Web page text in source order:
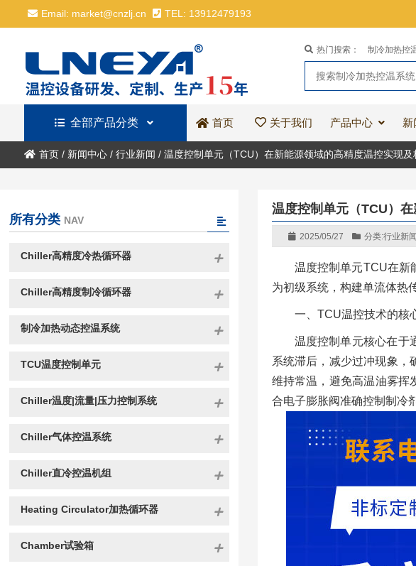
Email: market@cnzlj.cn TEL: 13912479193
热门搜索： 制冷加热控
全部产品分类 首页 关于我们 产品中心 新
首页/ 新闻中心/ 行业新闻 / 温度控制单元（TCU）在新能源领域的高精度温控实现及
温度控制单元（TCU）
2025/05/27 分类:行业新闻
温度控制单元TCU在新
为初级系统，构建单流体热
一、TCU温控技术的核
温度控制单元核心在于
系统滞后，减少过冲现象，
维持常温，避免高温油雾挥
合电子膨胀阀准确控制制冷
所有分类 NAV
Chiller高精度冷热循环器
Chiller高精度制冷循环器
制冷加热动态控温系统
TCU温度控制单元
Chiller温度|流量|压力控制系统
Chiller气体控温系统
Chiller直冷控温机组
Heating Circulator加热循环器
Chamber试验箱